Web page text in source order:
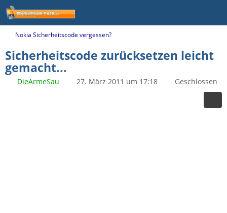
Nokia Sicherheitscode vergessen?
Sicherheitscode zurücksetzen leicht
gemacht...
DieArmeSau 27. März 2011 um 17:18 Geschlossen